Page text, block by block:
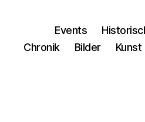
Events
Chronik
Bilder Kunst